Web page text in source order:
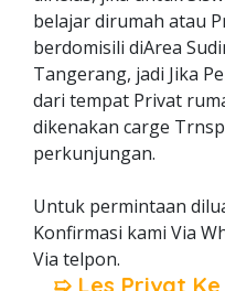
belajar dirumah atau
berdomisili diArea
Tangerang, jadi Jika
dari tempat Privat
dikenakan carge
perkunjungan.
Untuk permintaan
Konfirmasi kami Via
Via telpon.
➯ Les Privat Ke